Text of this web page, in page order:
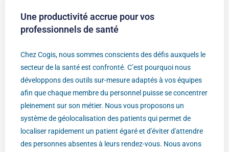
Une productivité accrue pour vos
professionnels de santé
Chez Cogis, nous sommes conscients des défis auxquels le
secteur de la santé est confronté. C’est pourquoi nous
développons des outils sur-mesure adaptés à vos équipes
afin que chaque membre du personnel puisse se concentrer
pleinement sur son métier. Nous vous proposons un
système de géolocalisation des patients qui permet de
localiser rapidement un patient égaré et d'éviter d'attendre
des personnes absentes à leurs rendez-vous. Nous avons